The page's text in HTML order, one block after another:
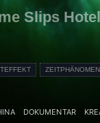
Slips
ZEITPHÄNOMEN
DOKUMENTAR